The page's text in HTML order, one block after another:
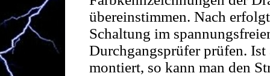
übereinstimmen. Nach
Schaltung im
Durchgangsprüfer prüfen.
montiert, so kann man den